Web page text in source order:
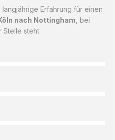
Erfahrung für einen
nach Nottingham , bei
Stelle steht.